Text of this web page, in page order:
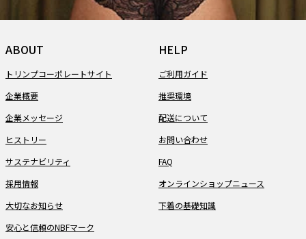
ABOUT
トリンプコーポレートサイト
企業概要
企業メッセージ
ヒストリー
サステナビリティ
採用情報
大切なお知らせ
安心と信頼のNBFマーク
HELP
ご利用ガイド
推奨環境
配送について
お問い合わせ
FAQ
オンラインショップニュース
下着の基礎知識